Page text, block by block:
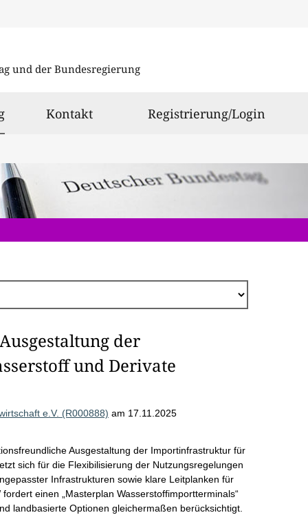
und der Bundesregierung
ausgewählt
Kontakt Registrierung/Login
der
und Derivate
e.V. (R000888) am 17.11.2025
Ausgestaltung der Importinfrastruktur für
sich für die Flexibilisierung der Nutzungsregelungen
Infrastrukturen sowie klare Leitplanken für
einen „Masterplan Wasserstoffimportterminals“
landbasierte Optionen gleichermaßen berücksichtigt.